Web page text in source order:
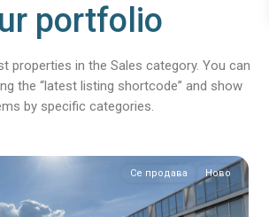
portfolio
properties in the Sales category. You can
the “latest listing shortcode” and show
by specific categories.
Се продава Ново